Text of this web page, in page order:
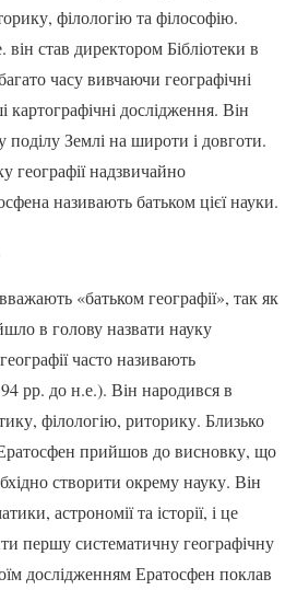
філологію та філософію.
став директором Бібліотеки в
часу вивчаючи географічні
картографічні дослідження. Він
поділу Землі на широти і довготи.
географії надзвичайно
називають батьком цієї науки.
«батьком географії», так як
в голову назвати науку
часто називають
рр. до н.е.). Він народився в
філологію, риторику. Близько
прийшов до висновку, що
створити окрему науку. Він
астрономії та історії, і це
першу систематичну географічну
дослідженням Ератосфен поклав